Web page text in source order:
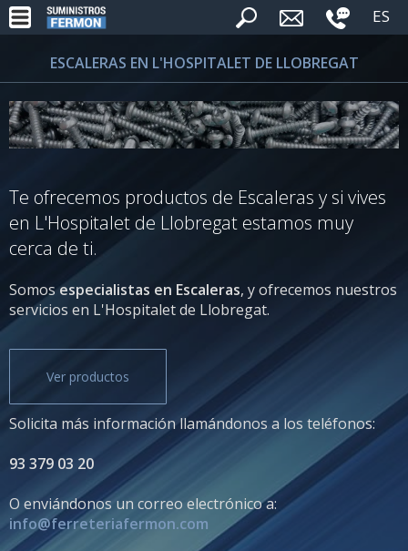
ES
ESCALERAS EN L'HOSPITALET DE LLOBREGAT
Te ofrecemos productos de Escaleras y si vives
en L'Hospitalet de Llobregat estamos muy
cerca de ti.
Somosespecialistas en Escaleras, y ofrecemos nuestros
servicios en L'Hospitalet de Llobregat.
Ver productos
Solicita más información llamándonos a los teléfonos:
93 379 03 20
O enviándonos un correo electrónico a:
info@ferreteriafermon.com